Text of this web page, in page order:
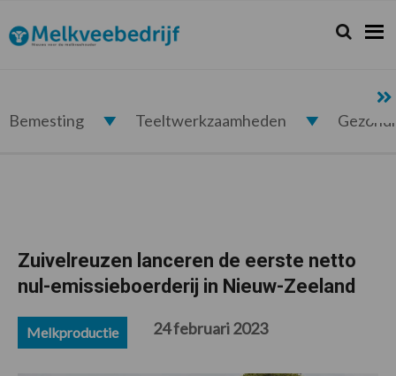
de
hoofdnavigatie
de
hoofd
de
eerste
de
voettekst
Melkveebedrijf.nl Zoeken...
Zoek
Bemesting Teeltwerkzaamheden
Zuivelreuzen lanceren de eerste netto
nul-emissieboerderij in Nieuw-Zeeland
Melkproductie 24 februari 2023